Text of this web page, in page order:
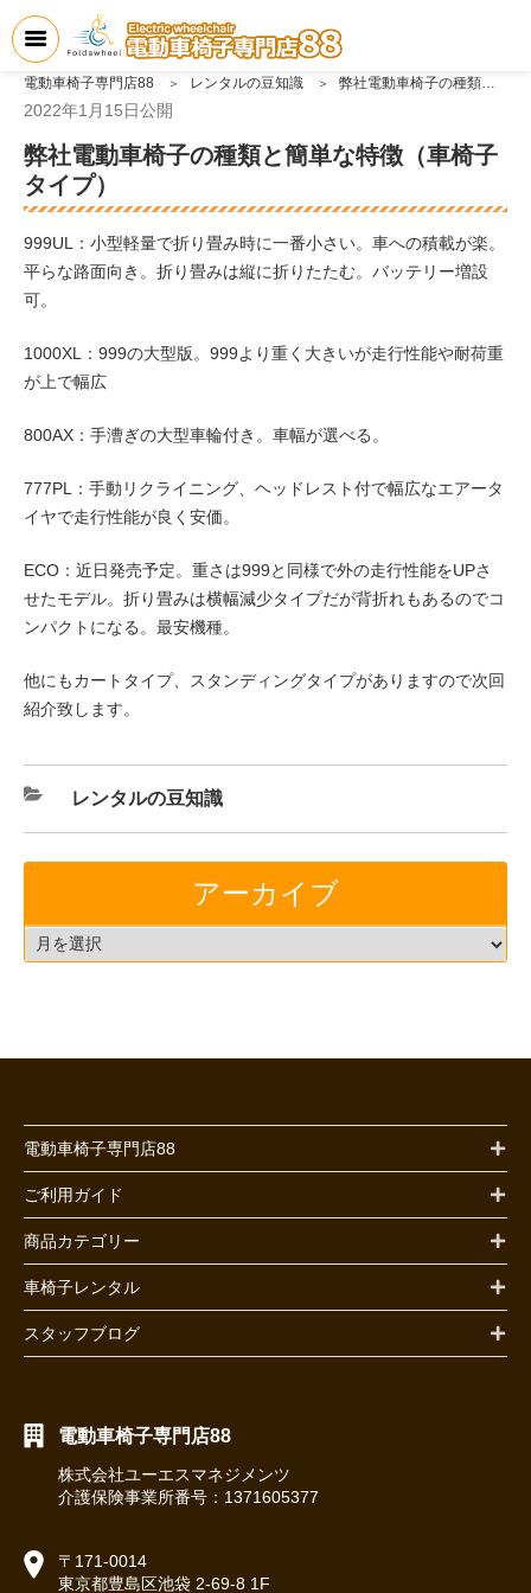
電動車椅子専門店88 レンタルの豆知識 弊社電動車椅子の種類と簡単な特徴（車椅子タイプ）
2022年1月15日公開
弊社電動車椅子の種類と簡単な特徴（車椅子
タイプ）
999UL：小型軽量で折り畳み時に一番小さい。車への積載が楽。
平らな路面向き。折り畳みは縦に折りたたむ。バッテリー増設
可。
1000XL：999の大型版。999より重く大きいが走行性能や耐荷重
が上で幅広
800AX：手漕ぎの大型車輪付き。車幅が選べる。
777PL：手動リクライニング、ヘッドレスト付で幅広なエアータ
イヤで走行性能が良く安価。
ECO：近日発売予定。重さは999と同様で外の走行性能をUPさ
せたモデル。折り畳みは横幅減少タイプだが背折れもあるのでコ
ンパクトになる。最安機種。
他にもカートタイプ、スタンディングタイプがありますので次回
紹介致します。
レンタルの豆知識
アーカイブ
電動車椅子専門店88
ご利用ガイド
商品カテゴリー
車椅子レンタル
スタッフブログ
電動車椅子専門店88
株式会社ユーエスマネジメンツ
介護保険事業所番号：1371605377
〒171-0014
東京都豊島区池袋 2-69-8 1F